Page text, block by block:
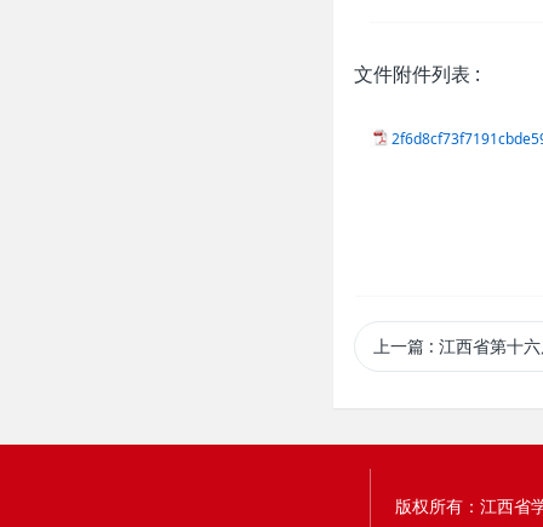
文件附件列表 :
上一篇 : 江西省第十六届省运会（学
版权所有：江西省